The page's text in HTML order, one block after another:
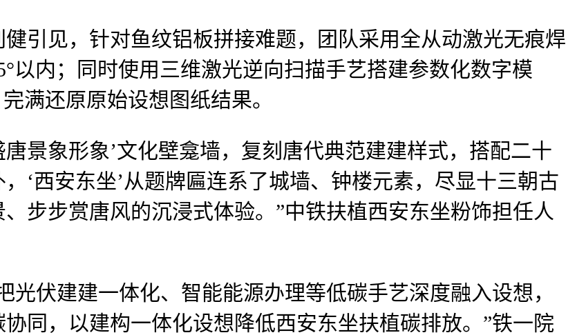
见，针对鱼纹铝板拼接难题，团队采用全从动激光无痕焊
以内；同时使用三维激光逆向扫描手艺搭建参数化数字模
满还原原始设想图纸结果。
象形象’文化壁龛墙，复刻唐代典范建建样式，搭配二十
‘西安东坐’从题牌匾连系了城墙、钟楼元素，尽显十三朝古
步步赏唐风的沉浸式体验。”中铁扶植西安东坐粉饰担任人
伏建建一体化、智能能源办理等低碳手艺深度融入设想，
同，以建构一体化设想降低西安东坐扶植碳排放。”铁一院